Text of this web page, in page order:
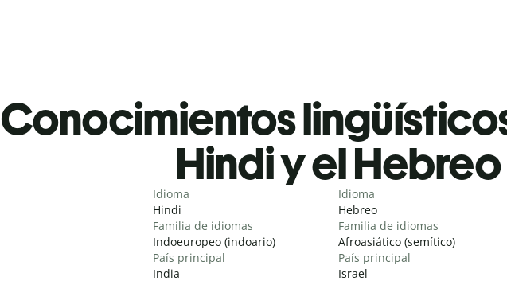
Conocimientos
Hindi y el Hebreo
Idioma
Hindi
Familia de idiomas
Indoeuropeo (indoario)
País principal
India
Idioma
Hebreo
Familia de idiomas
Afroasiático (semítico)
País principal
Israel